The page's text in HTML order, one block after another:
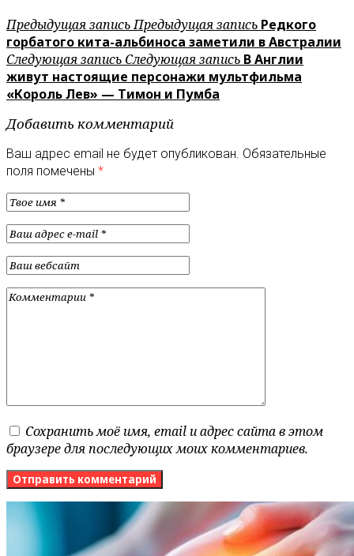
Предыдущая записьПредыдущая запись Редкого
горбатого кита-альбиноса заметили в Австралии
Следующая запись Следующая запись В Англии
живут настоящие персонажи мультфильма
«Король Лев» — Тимон и Пумба
Добавить комментарий
Ваш адрес email не будет опубликован. Обязательные
поля помечены *
Сохранить моё имя, email и адрес сайта в этом
браузере для последующих моих комментариев.